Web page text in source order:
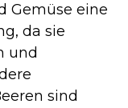
Gemüse eine
da sie
und
sind